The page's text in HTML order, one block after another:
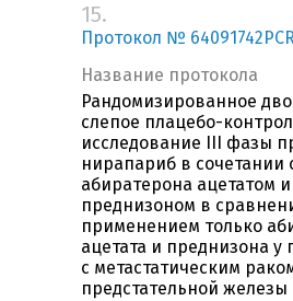
15.
Протокол №
Название протокола
Рандомизированное
слепое плацебо-
исследование III фазы
нирапариб в сочетании
абиратерона ацетатом и
преднизоном в
применением только
ацетата и преднизона у
с метастатическим
предстательной железы